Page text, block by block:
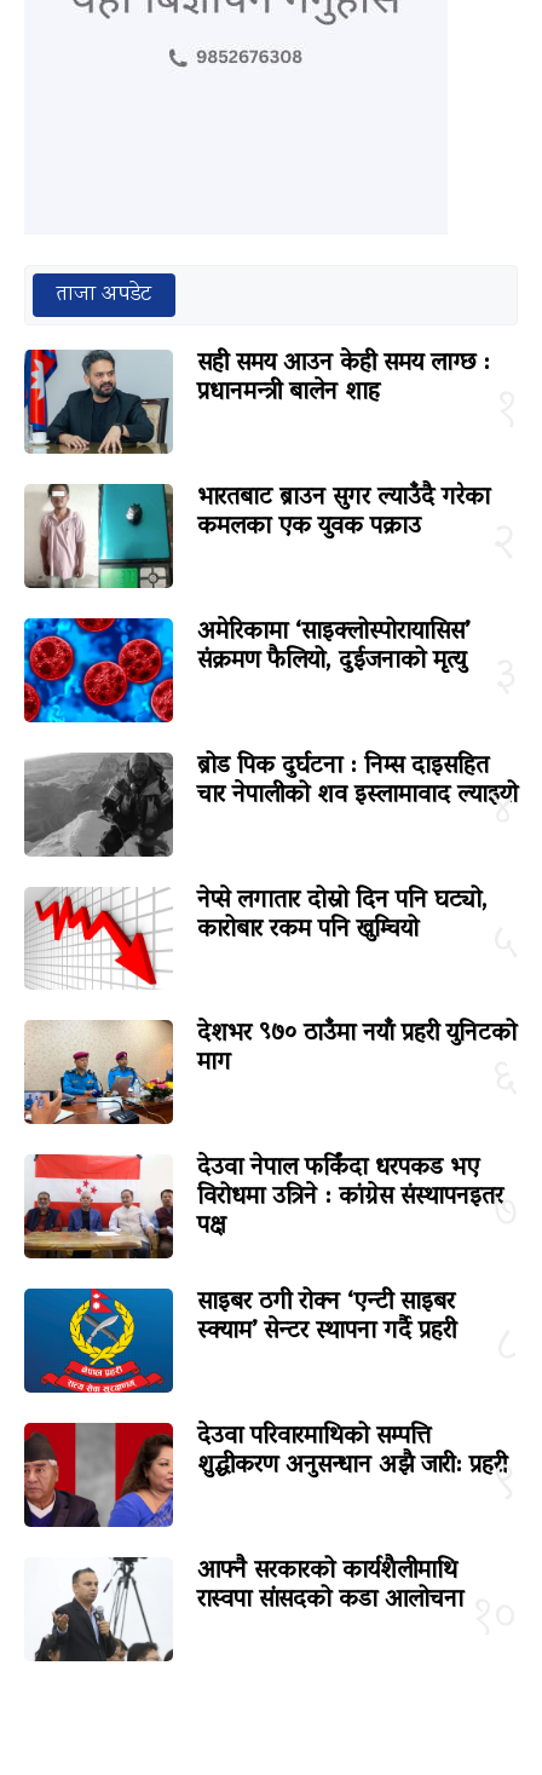
ताजा अपडेट
सही समय आउन केही समय लाग्छ :
प्रधानमन्त्री बालेन शाह
भारतबाट ब्राउन सुगर ल्याउँदै गरेका
कमलका एक युवक पक्राउ
अमेरिकामा ‘साइक्लोस्पोरायासिस’
संक्रमण फैलियो, दुईजनाको मृत्यु
४
ब्रोड पिक दुर्घटना : निम्स दाइसहित
चार नेपालीको शव इस्लामावाद ल्याइयो
नेप्से लगातार दोस्रो दिन पनि घट्यो,
कारोबार रकम पनि खुम्चियो
देशभर ९७० ठाउँमा नयाँ प्रहरी युनिटको
माग
७
देउवा नेपाल फर्किंदा धरपकड भए
विरोधमा उत्रिने : कांग्रेस संस्थापनइतर
पक्ष
साइबर ठगी रोक्न ‘एन्टी साइबर
स्क्याम’ सेन्टर स्थापना गर्दै प्रहरी
९
देउवा परिवारमाथिको सम्पत्ति
शुद्धीकरण अनुसन्धान अझै जारी: प्रहरी
आफ्नै सरकारको कार्यशैलीमाथि
रास्वपा सांसदको कडा आलोचना